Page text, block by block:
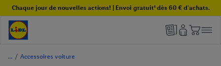
Chaque jour de nouvelles actions! | Envoi gratuit¹ dès 60 € d'achats.
/ Accessoires voiture